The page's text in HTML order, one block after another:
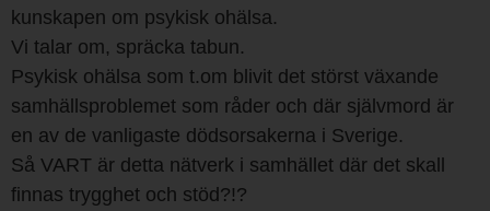
kunskapen om psykisk ohälsa.
Vi talar om, spräcka tabun.
Psykisk ohälsa som t.om blivit det störst växande
samhällsproblemet som råder och där självmord är
en av de vanligaste dödsorsakerna i Sverige.
Så VART är detta nätverk i samhället där det skall
finnas trygghet och stöd?!?